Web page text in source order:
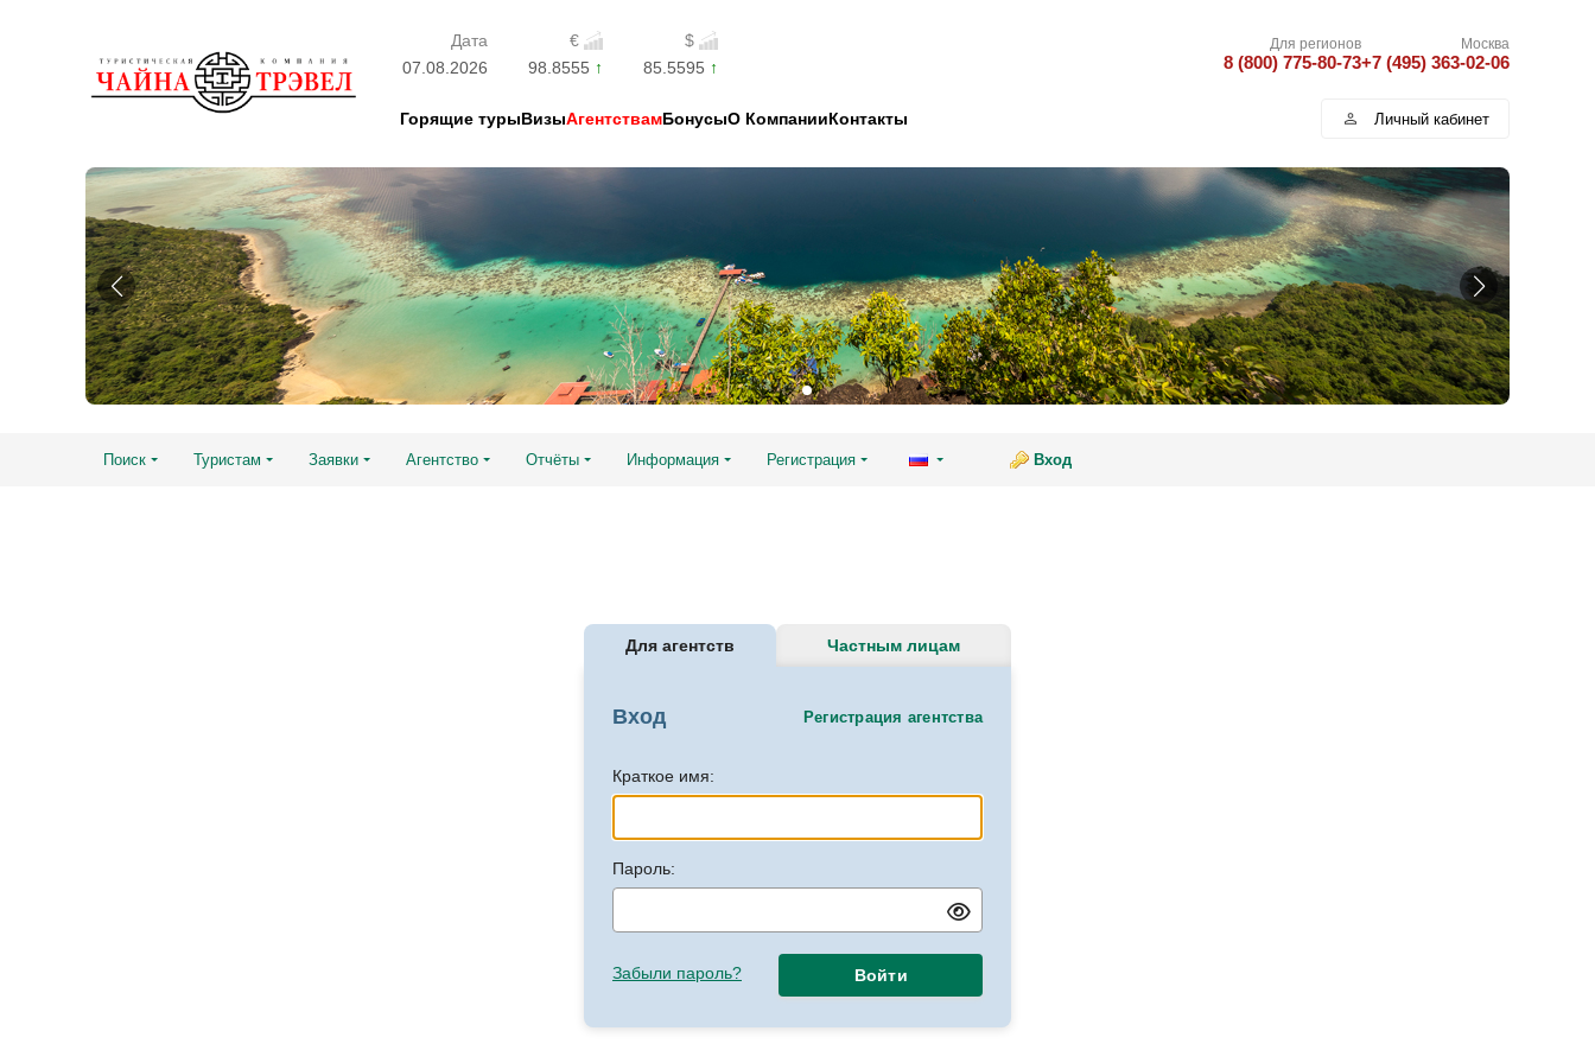
Дата €
$
07.08.2026
98.8555 85.5595
Для регионов
8 (800) 775-80-73
Москва
+7 (495) 363-02-06
Горящие турыВизыАгентствамБонусыО КомпанииКонтакты Личный кабинет
Поиск Туристам Заявки Агентство Отчёты Информация Регистрация Вход
Для агентств Частным лицам
Вход Регистрация агентства
Краткое имя:
Пароль:
Забыли пароль? Войти